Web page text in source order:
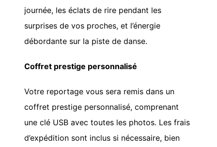
journée, les éclats de rire pendant les
surprises de vos proches, et l’énergie
débordante sur la piste de danse.
Coffret prestige personnalisé
Votre reportage vous sera remis dans un
coffret prestige personnalisé, comprenant
une clé USB avec toutes les photos. Les frais
d’expédition sont inclus si nécessaire, bien